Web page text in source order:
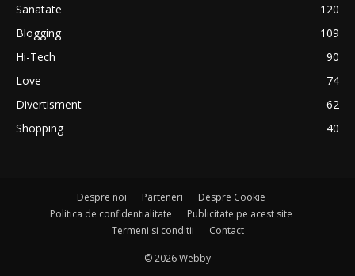
Sanatate
120
Blogging
109
Hi-Tech
90
Love
74
Divertisment
62
Shopping
40
Despre noi Parteneri
Despre Cookie
Politica de confidentialitate
Publicitate pe acest site
Termeni si conditii
Contact
© 2026 Webby